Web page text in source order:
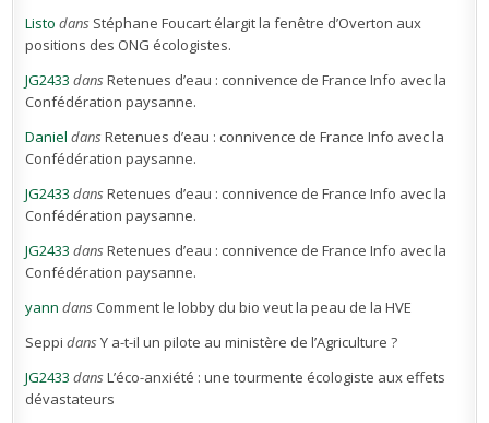
Listo dans Stéphane Foucart élargit la fenêtre d’Overton aux
positions des ONG écologistes.
JG2433 dansRetenues d’eau : connivence de France Info avec la
Confédération paysanne.
Daniel dansRetenues d’eau : connivence de France Info avec la
Confédération paysanne.
JG2433 dansRetenues d’eau : connivence de France Info avec la
Confédération paysanne.
JG2433 dansRetenues d’eau : connivence de France Info avec la
Confédération paysanne.
yann dans Comment le lobby du bio veut la peau de la HVE
Seppi dansY a-t-il un pilote au ministère de l’Agriculture ?
JG2433 dansL’éco-anxiété : une tourmente écologiste aux effets
dévastateurs